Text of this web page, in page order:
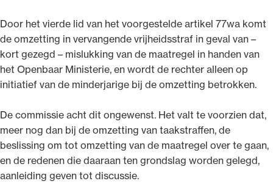
Door het vierde lid van het voorgestelde artikel 77wa komt
de omzetting in vervangende vrijheidsstraf in geval van –
kort gezegd – mislukking van de maatregel in handen van
het Openbaar Ministerie, en wordt de rechter alleen op
initiatief van de minderjarige bij de omzetting betrokken.
De commissie acht dit ongewenst. Het valt te voorzien dat,
meer nog dan bij de omzetting van taakstraffen, de
beslissing om tot omzetting van de maatregel over te gaan,
en de redenen die daaraan ten grondslag worden gelegd,
aanleiding geven tot discussie.